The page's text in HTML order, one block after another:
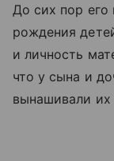
До сих пор его
рождения
и личность
что у сына и
вынашивали